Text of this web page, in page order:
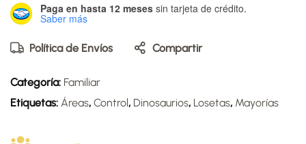
Paga en hasta 12 meses sin tarjeta de crédito.
Saber más
Política de Envíos Compartir
Categoría: Familiar
Etiquetas: Áreas, Control, Dinosaurios, Losetas, Mayorías